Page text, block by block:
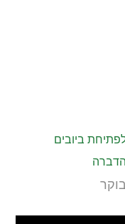
ביובים
הדברה